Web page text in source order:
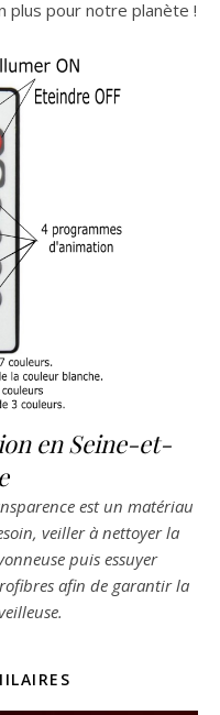
plus pour notre planète !
en Seine-et-
est un matériau
veiller à nettoyer la
puis essuyer
afin de garantir la